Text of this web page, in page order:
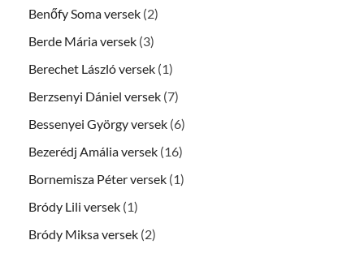
Benőfy Soma versek (2)
Berde Mária versek (3)
Berechet László versek (1)
Berzsenyi Dániel versek (7)
Bessenyei György versek (6)
Bezerédj Amália versek (16)
Bornemisza Péter versek (1)
Bródy Lili versek (1)
Bródy Miksa versek (2)